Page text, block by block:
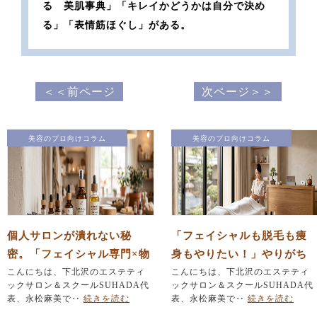
る 美肌事典」「キレイかどうかは自分で決め
る」「表情筋ほぐし」がある。
＜＜前ページ 次ページ＞＞
美容のプロ向けコラム
個人サロンが潰れない秘
密。「フェイシャル専門×物
販」で作る安定経営の仕組
み
こんにちは、下北沢のエステティ
ックサロン＆スクールSUHADA代
表、永松麻美で‥ 続きを読む
美容のプロ向けコラム
「フェイシャルも脱毛も痩
身もやりたい！」やりがち
なメニュー詰め込みを防ぐ
『引き算』の法則
こんにちは、下北沢のエステティ
ックサロン＆スクールSUHADA代
表、永松麻美で‥ 続きを読む